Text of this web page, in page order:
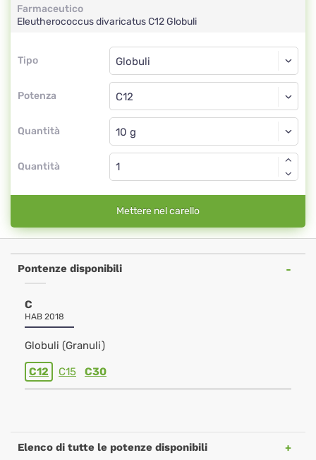
Farmaceutico
Eleutherococcus divaricatusC12Globuli
Tipo
Tipo
Potenza
Globuli
C12
Quantità
Globuli
Quantità
Mettere nel carello
Pontenze disponibili
C
HAB 2018
Globuli (Granuli)
C12 C15 C30
Elenco di tutte le potenze disponibili